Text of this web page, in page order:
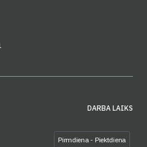
DARBA LAIKS
Pirmdiena - Piektdiena